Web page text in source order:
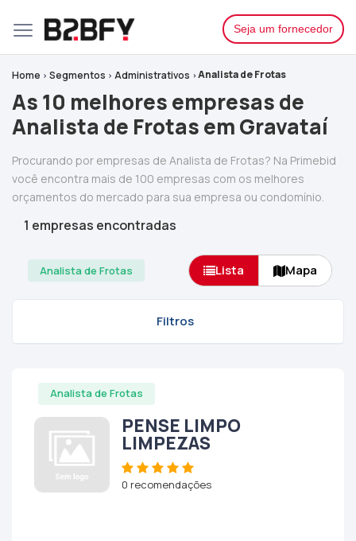
Seja um fornecedor
Home Segmentos Administrativos Analista de Frotas
As 10 melhores empresas de
Analista de Frotas em Gravataí
Procurando por empresas de Analista de Frotas? Na Primebid
você encontra mais de 100 empresas com os melhores
orçamentos do mercado para sua empresa ou condomínio.
1 empresas encontradas
Analista de Frotas Lista Mapa
Filtros
Analista de Frotas
PENSE LIMPO
LIMPEZAS
0 recomendações